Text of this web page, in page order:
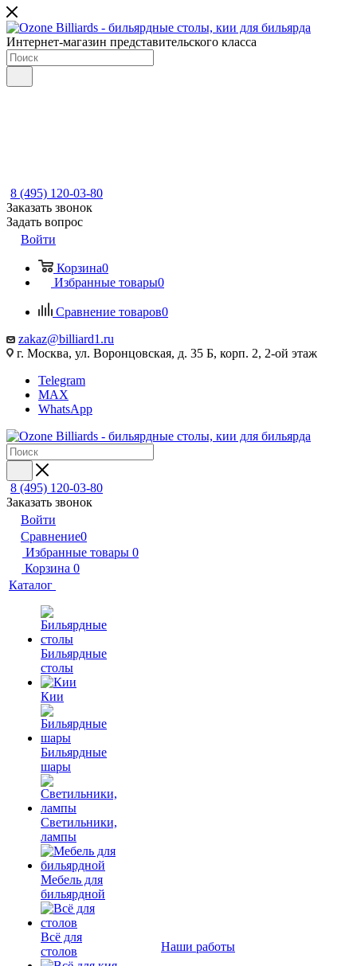
Интернет-магазин представительского класса
8 (495) 120-03-80
Заказать звонок
Задать вопрос
Войти
Корзина0
Избранные товары0
Сравнение товаров0
zakaz@billiard1.ru
г. Москва, ул. Воронцовская, д. 35 Б, корп. 2, 2-ой этаж
Telegram
MAX
WhatsApp
8 (495) 120-03-80
Заказать звонок
Войти
Сравнение0
Избранные товары 0
Корзина 0
Каталог
Бильярдные
столы
Кии
Бильярдные
шары
Светильники,
лампы
Мебель для
бильярдной
Всё для
столов
Наши работы